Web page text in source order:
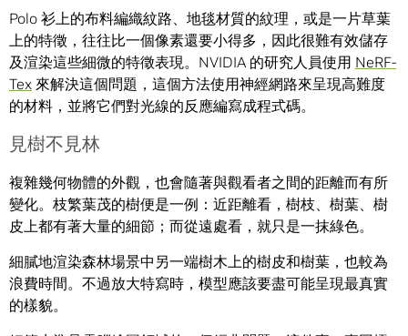
Polo 衫上的布料編織紋路、地毯材質的紋理，或是一片草葉
上的特徵，往往比一個像素還要小得多，因此很難有效儲存
及渲染這些細微的特徵表現。NVIDIA 的研究人員使用 NeRF-
Tex 來解決這個問題，這個方法使用神經網路來呈現高難度
的材料，並將它們對光線的反應編寫成程式碼。
見樹不見林
複雜幾何物體的外觀，也會隨著與觀看者之間的距離而有所
變化。枝繁葉茂的樹便是一例：近距離看，樹枝、樹葉、樹
皮上都有著大量的細節；而從遠處看，就只是一抹綠色。
細膩地渲染森林場景中另一端樹木上的樹皮和樹葉，也較為
浪費時間。不過放大特寫時，模型應該要盡可能呈現最真實
的樣貌。